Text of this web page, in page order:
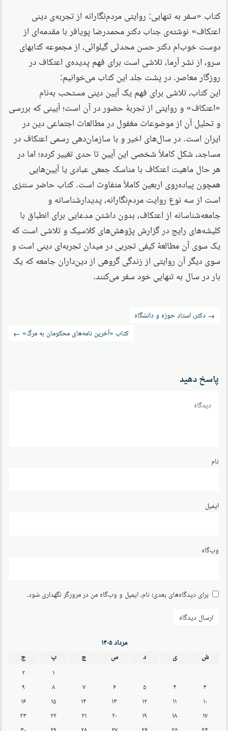
کتاب «سفر به تنهایی: روایتی مردم‌نگارانه از تجربه‌ی دینی
اعتکاف» نوشته‌ی جناب دکتر محمدرضا پویافر با مقدمه‌ای از
دوست خوب‌ام دکتر حسن محدثی گیلوائی، از مجموعه کتابهای
سرو، از نشر آرما، تلاشی است برای فهم پدیده‌ی اعتکاف در
روزگار معاصر. در پشت جلد این کتاب می‌خوانیم:
این کتاب، تلاشی برای فهم یک آیین دینی مستحب به‌نام
«اعتکاف» و روایتی از تجربۀ حضور در آن است؛ آیینی که بررسی
و تحلیل آن از موضوعات مغفول در مطالعات اجتماعی دین در
ایران است. در سال‌های اخیر و با سازمان‌دهی رسمی اعتکاف در
مساجد، شکل کاملاً شخصی این آیین تا حدی تغییر کرده؛ اما در
هر حال ماهیت اعتکاف با مناسک جمعی عبادی یا آیین‌هایی
همچون پیاده‌روی اربعین کاملاً متفاوت است. کتاب حاضر سنتزی
است از سه نوع روایت مردم‌نگارانه، پدیدارشناسانه و
جامعه‌شناسانه از اعتکاف، بدون داشتن مدعایی برای انطباق با
کلیشه‌های رایج در گزارش پژوهش‌های کلاسیک و تلاشی است که
یک سوی آن مطالعۀ کیفی تجربی در میدان تجربه‌ای دینی است و
سوی دیگر آن روایتی از زندگی گروهی از دین‌داران جامعه که یک
بار در سال به تنهاییِ خود سفر می‌کنند.
راه‌بری
→ دکتر، استاد حوزه و دانشگاه
کتاب «آخرین نامه‌های محکومان به مرگ» ←
پاسخ دهید
نام
ایمیل
وب‌گاه
برای دیدگاه‌های بعدی؛ نام، ایمیل و وب‌گاه من در مرورگر نگهداری شود.
مرداد ۱۴۰۵
ش
ی د س چ پ
ج
۱
۲
۳
۴ ۵ ۶ ۷ ۸
۹
۱۰
۱۱ ۱۲ ۱۳ ۱۴ ۱۵
۱۶
۱۷
۱۸ ۱۹ ۲۰ ۲۱ ۲۲
۲۳
۲۴
۲۵ ۲۶ ۲۷ ۲۸ ۲۹ ۳۰